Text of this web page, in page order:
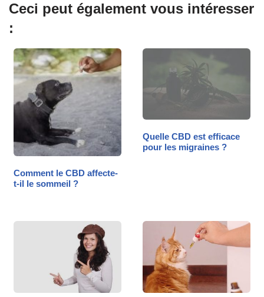
Ceci peut également vous intéresser
:
Comment le CBD affecte-
t-il le sommeil ?
Quelle CBD est efficace
pour les migraines ?